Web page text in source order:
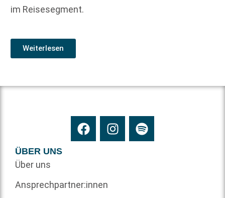
im Reisesegment.
Weiterlesen
ÜBER UNS
Über uns
Ansprechpartner:innen